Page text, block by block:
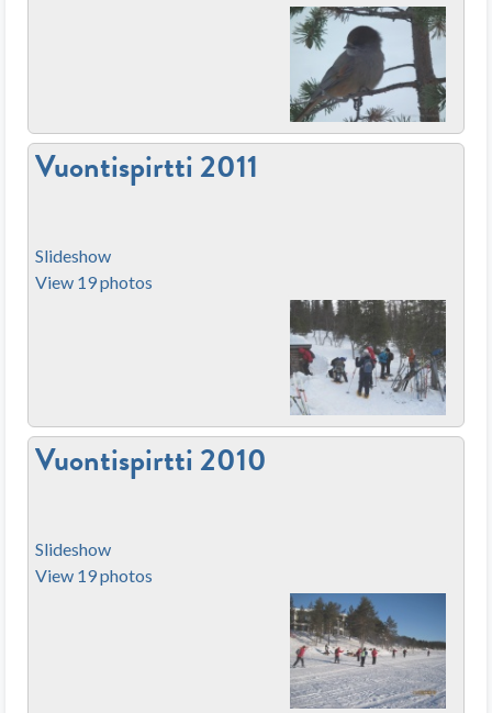
Vuontispirtti 2011
Slideshow
View 19 photos
Vuontispirtti 2010
Slideshow
View 19 photos